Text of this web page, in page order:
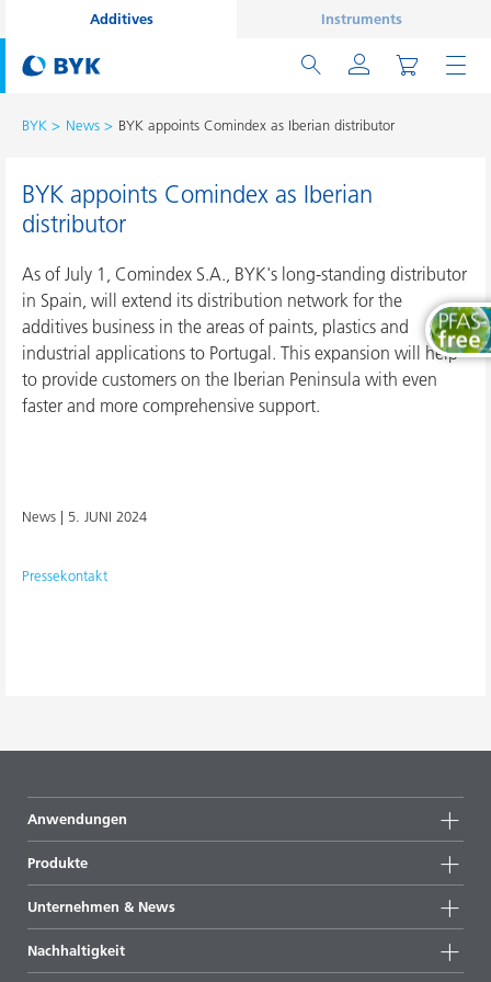
Additives Instruments
BYK News BYK appoints Comindex as Iberian distributor
BYK appoints Comindex as Iberian
distributor
As of July 1, Comindex S.A., BYK's long-standing distributor
in Spain, will extend its distribution network for the
additives business in the areas of paints, plastics and
industrial applications to Portugal. This expansion will help
to provide customers on the Iberian Peninsula with even
faster and more comprehensive support.
News | 5. JUNI 2024
Pressekontakt
Anwendungen
Produkte
Alle Produkte
Highlights
Unternehmen & News
News
Nachhaltigkeit